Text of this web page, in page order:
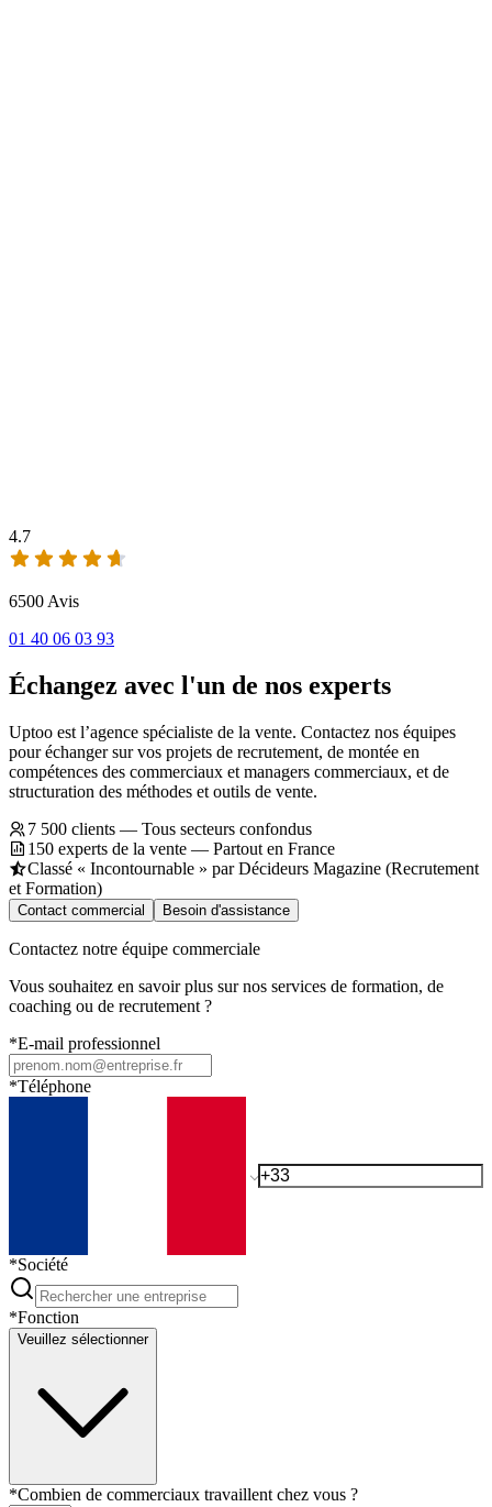
4.7
6500 Avis
01 40 06 03 93
Échangez avec l'un de nos experts
Uptoo est l’agence spécialiste de la vente. Contactez nos équipes
pour échanger sur vos projets de recrutement, de montée en
compétences des commerciaux et managers commerciaux, et de
structuration des méthodes et outils de vente.
7 500 clients — Tous secteurs confondus
150 experts de la vente — Partout en France
Classé « Incontournable » par Décideurs Magazine (Recrutement
et Formation)
Contact commercial Besoin d'assistance
Contactez notre équipe commerciale
Vous souhaitez en savoir plus sur nos services de formation, de
coaching ou de recrutement ?
*E-mail professionnel
*Téléphone
*Société
*Fonction
Veuillez sélectionner
*Combien de commerciaux travaillent chez vous ?